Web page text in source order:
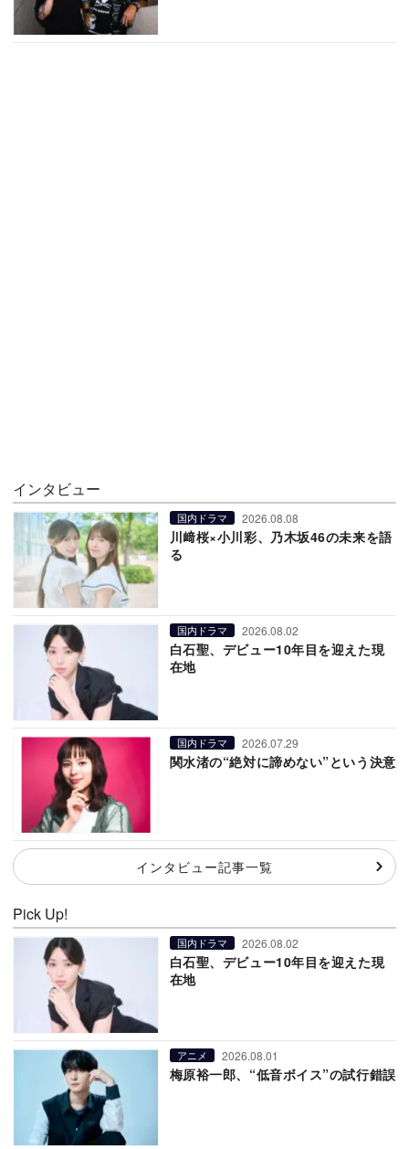
インタビュー
国内ドラマ 2026.08.08
川﨑桜×小川彩、乃木坂46の未来を語
る
国内ドラマ 2026.08.02
白石聖、デビュー10年目を迎えた現
在地
国内ドラマ 2026.07.29
関水渚の“絶対に諦めない”という決意
インタビュー記事一覧
Pick Up!
国内ドラマ 2026.08.02
白石聖、デビュー10年目を迎えた現
在地
アニメ 2026.08.01
梅原裕一郎、“低音ボイス”の試行錯誤